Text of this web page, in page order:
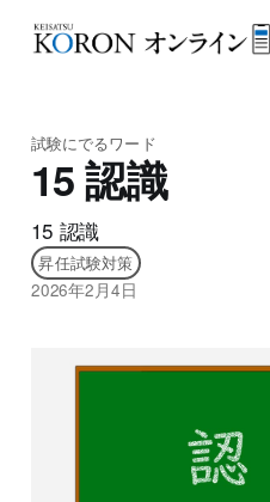
試験にでるワード
15 認識
15 認識
昇任試験対策
2026年2月4日